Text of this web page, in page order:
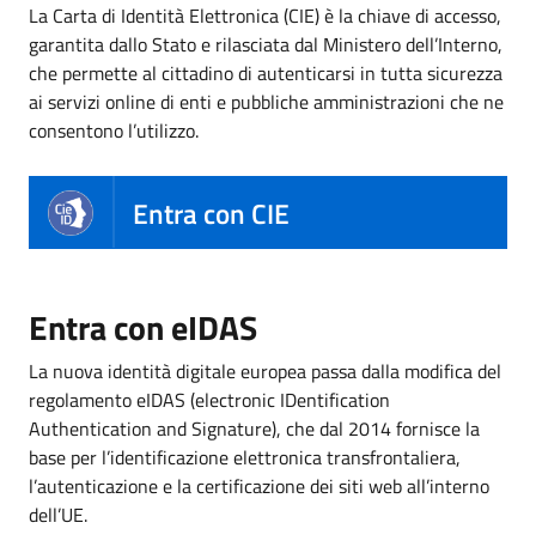
La Carta di Identità Elettronica (CIE) è la chiave di accesso,
garantita dallo Stato e rilasciata dal Ministero dell’Interno,
che permette al cittadino di autenticarsi in tutta sicurezza
ai servizi online di enti e pubbliche amministrazioni che ne
consentono l’utilizzo.
Entra con CIE
Entra con eIDAS
La nuova identità digitale europea passa dalla modifica del
regolamento eIDAS (electronic IDentification
Authentication and Signature), che dal 2014 fornisce la
base per l’identificazione elettronica transfrontaliera,
l’autenticazione e la certificazione dei siti web all’interno
dell’UE.